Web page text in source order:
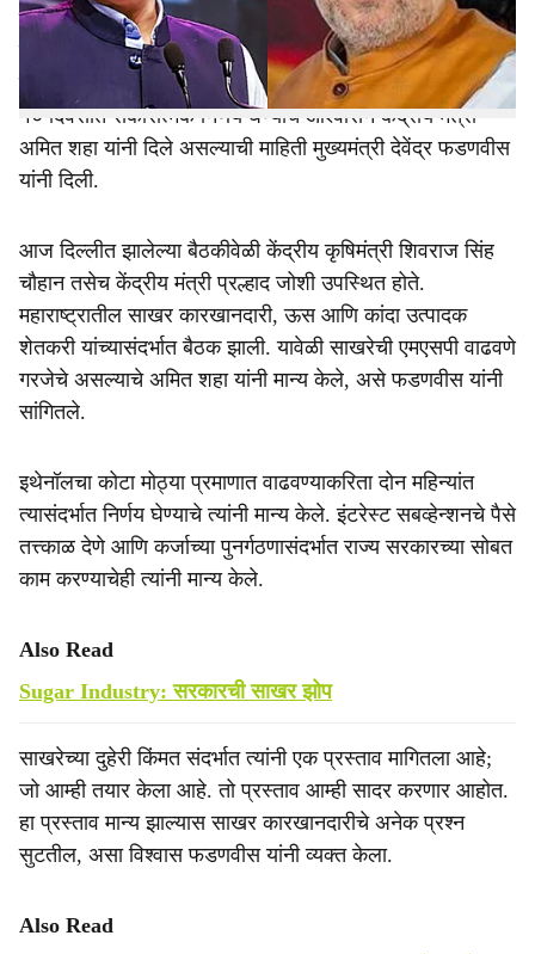
e
किमान विक्री दर म्हणजेच एमएसपी वाढवणे, इथेनॉल कोटा वाढवणे,
साखरेसाठी दुहेरी किंमत प्रणाली तयार करणे, कर्जाचे पुनर्गठण,
कर्जावरील व्याजात सवलत आदी मुद्दे मांडण्यात आले. यावर पुढील
१० दिवसांत सकारात्मक निर्णय घेण्याचे आश्वासन केंद्रीय मंत्री
अमित शहा यांनी दिले असल्याची माहिती मुख्यमंत्री देवेंद्र फडणवीस
यांनी दिली.
आज दिल्लीत झालेल्या बैठकीवेळी केंद्रीय कृषिमंत्री शिवराज सिंह
चौहान तसेच केंद्रीय मंत्री प्रल्हाद जोशी उपस्थित होते.
महाराष्ट्रातील साखर कारखानदारी, ऊस आणि कांदा उत्पादक
शेतकरी यांच्यासंदर्भात बैठक झाली. यावेळी साखरेची एमएसपी वाढवणे
गरजेचे असल्याचे अमित शहा यांनी मान्य केले, असे फडणवीस यांनी
सांगितले.
इथेनॉलचा कोटा मोठ्या प्रमाणात वाढवण्याकरिता दोन महिन्यांत
त्यासंदर्भात निर्णय घेण्याचे त्यांनी मान्य केले. इंटरेस्ट सबव्हेन्शनचे पैसे
तत्त्काळ देणे आणि कर्जाच्या पुनर्गठणासंदर्भात राज्य सरकारच्या सोबत
काम करण्याचेही त्यांनी मान्य केले.
Also Read
Sugar Industry: सरकारची साखर झोप
साखरेच्या दुहेरी किंमत संदर्भात त्यांनी एक प्रस्ताव मागितला आहे;
जो आम्ही तयार केला आहे. तो प्रस्ताव आम्ही सादर करणार आहोत.
हा प्रस्ताव मान्य झाल्यास साखर कारखानदारीचे अनेक प्रश्न
सुटतील, असा विश्वास फडणवीस यांनी व्यक्त केला.
Also Read